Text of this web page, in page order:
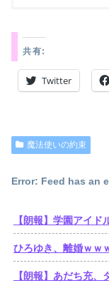
共有:
Twitter
魔法使いの約束
Error: Feed has an
ひろゆき、離婚ｗｗ